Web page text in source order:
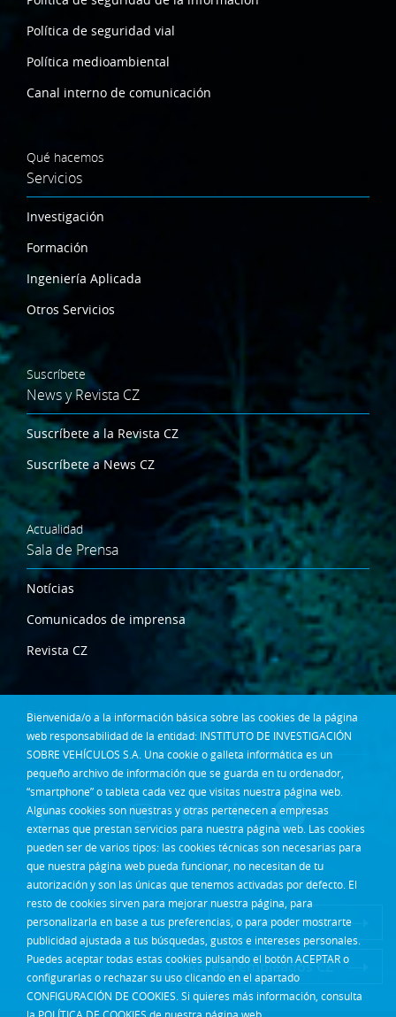
Bienvenida/o a la información básica sobre las cookies de la página
web responsabilidad de la entidad: INSTITUTO DE INVESTIGACIÓN
SOBRE VEHÍCULOS S.A. Una cookie o galleta informática es un
pequeño archivo de información que se guarda en tu ordenador,
“smartphone” o tableta cada vez que visitas nuestra página web.
Algunas cookies son nuestras y otras pertenecen a empresas
externas que prestan servicios para nuestra página web. Las cookies
pueden ser de varios tipos: las cookies técnicas son necesarias para
que nuestra página web pueda funcionar, no necesitan de tu
autorización y son las únicas que tenemos activadas por defecto. El
resto de cookies sirven para mejorar nuestra página, para
personalizarla en base a tus preferencias, o para poder mostrarte
publicidad ajustada a tus búsquedas, gustos e intereses personales.
Puedes aceptar todas estas cookies pulsando el botón ACEPTAR o
configurarlas o rechazar su uso clicando en el apartado
CONFIGURACIÓN DE COOKIES. Si quieres más información, consulta
Política de seguridad vial
Política medioambiental
Canal interno de comunicación
Qué hacemos
Servicios
Investigación
Formación
Ingeniería Aplicada
Otros Servicios
Suscríbete
News y Revista CZ
Suscríbete a la Revista CZ
Suscríbete a News CZ
Actualidad
Sala de Prensa
Notícias
Comunicados de imprensa
Revista CZ
Dónde estamos
Contacta
Síguenos en:
Acceso Intranet
Acceso empleados CZ